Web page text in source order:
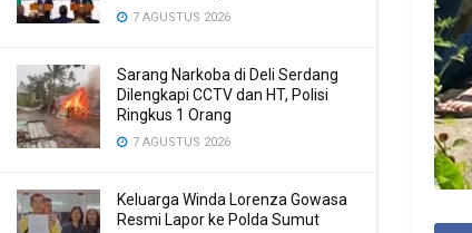
7 AGUSTUS 2026
Sarang Narkoba di Deli Serdang
Dilengkapi CCTV dan HT, Polisi
Ringkus 1 Orang
7 AGUSTUS 2026
Keluarga Winda Lorenza Gowasa
Resmi Lapor ke Polda Sumut